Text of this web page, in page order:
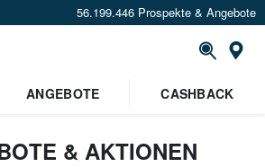
56.199.446 Prospekte & Angebote
ANGEBOTE CASHBACK
& AKTIONEN